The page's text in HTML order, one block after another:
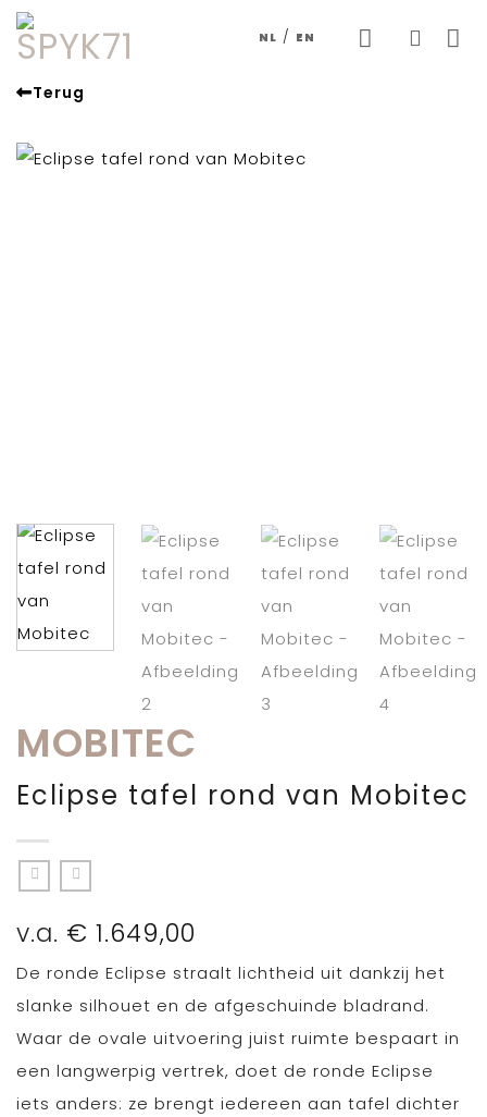
Skip
NL / EN
Terug
Eclipse tafel rond van Mobitec
v.a. € 1.649,00
MOBITEC
De ronde Eclipse straalt lichtheid uit dankzij het
slanke silhouet en de afgeschuinde bladrand.
Waar de ovale uitvoering juist ruimte bespaart in
een langwerpig vertrek, doet de ronde Eclipse
iets anders: ze brengt iedereen aan tafel dichter